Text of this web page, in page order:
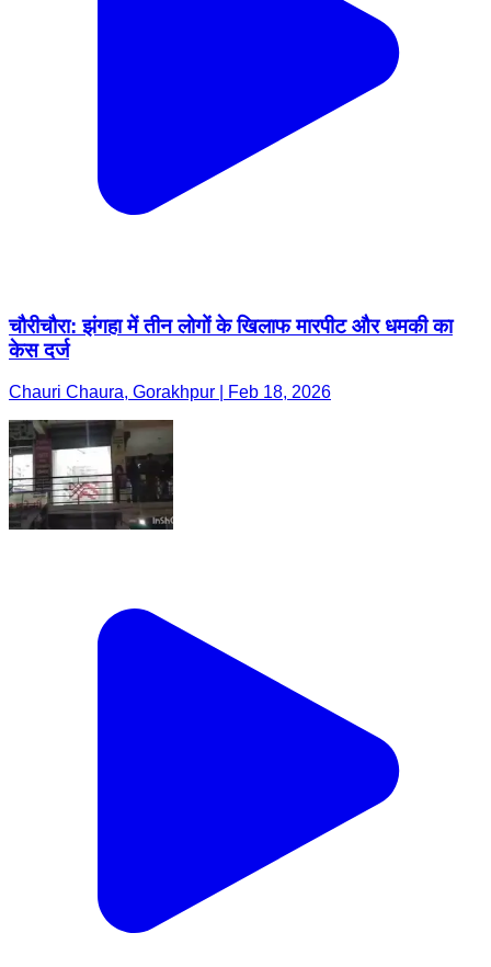
चौरीचौरा: झंगहा में तीन लोगों के खिलाफ मारपीट और धमकी का
केस दर्ज
Chauri Chaura, Gorakhpur | Feb 18, 2026